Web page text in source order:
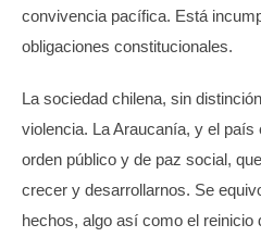
convivencia pacífica. Está
obligaciones constitucionales.
La sociedad chilena, sin
violencia. La Araucanía, y el
orden público y de paz social,
crecer y desarrollarnos. Se
hechos, algo así como el